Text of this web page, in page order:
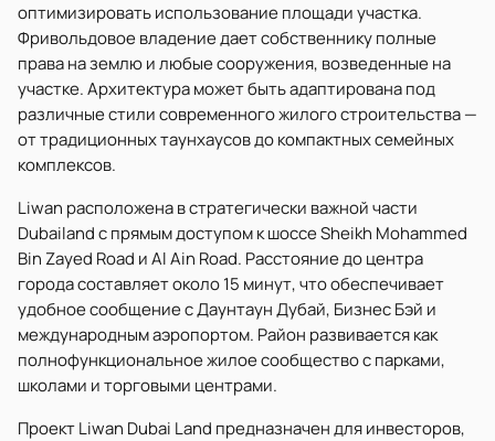
оптимизировать использование площади участка.
Фривольдовое владение дает собственнику полные
права на землю и любые сооружения, возведенные на
участке. Архитектура может быть адаптирована под
различные стили современного жилого строительства —
от традиционных таунхаусов до компактных семейных
комплексов.
Liwan расположена в стратегически важной части
Dubailand с прямым доступом к шоссе Sheikh Mohammed
Bin Zayed Road и Al Ain Road. Расстояние до центра
города составляет около 15 минут, что обеспечивает
удобное сообщение с Даунтаун Дубай, Бизнес Бэй и
международным аэропортом. Район развивается как
полнофункциональное жилое сообщество с парками,
школами и торговыми центрами.
Проект Liwan Dubai Land предназначен для инвесторов,